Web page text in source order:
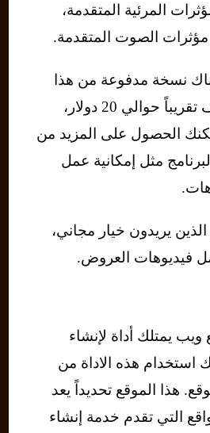
المرئية المتقدمة،
مؤثرات الصوت المتقدمة.
نسخة مدفوعة من هذا
البرنامج، وهي تكلف تقريباً حوالي 20 دولار،
الحصول على المزيد من
مثل إمكانية عمل
الذين يريدون خيار مجاني،
فيديوهات العروض.
ويب يمتلك أداة لإنشاء
استخدام هذه الاداة من
هذا الموقع تحديداً يعد
التي تقدم خدمة إنشاء